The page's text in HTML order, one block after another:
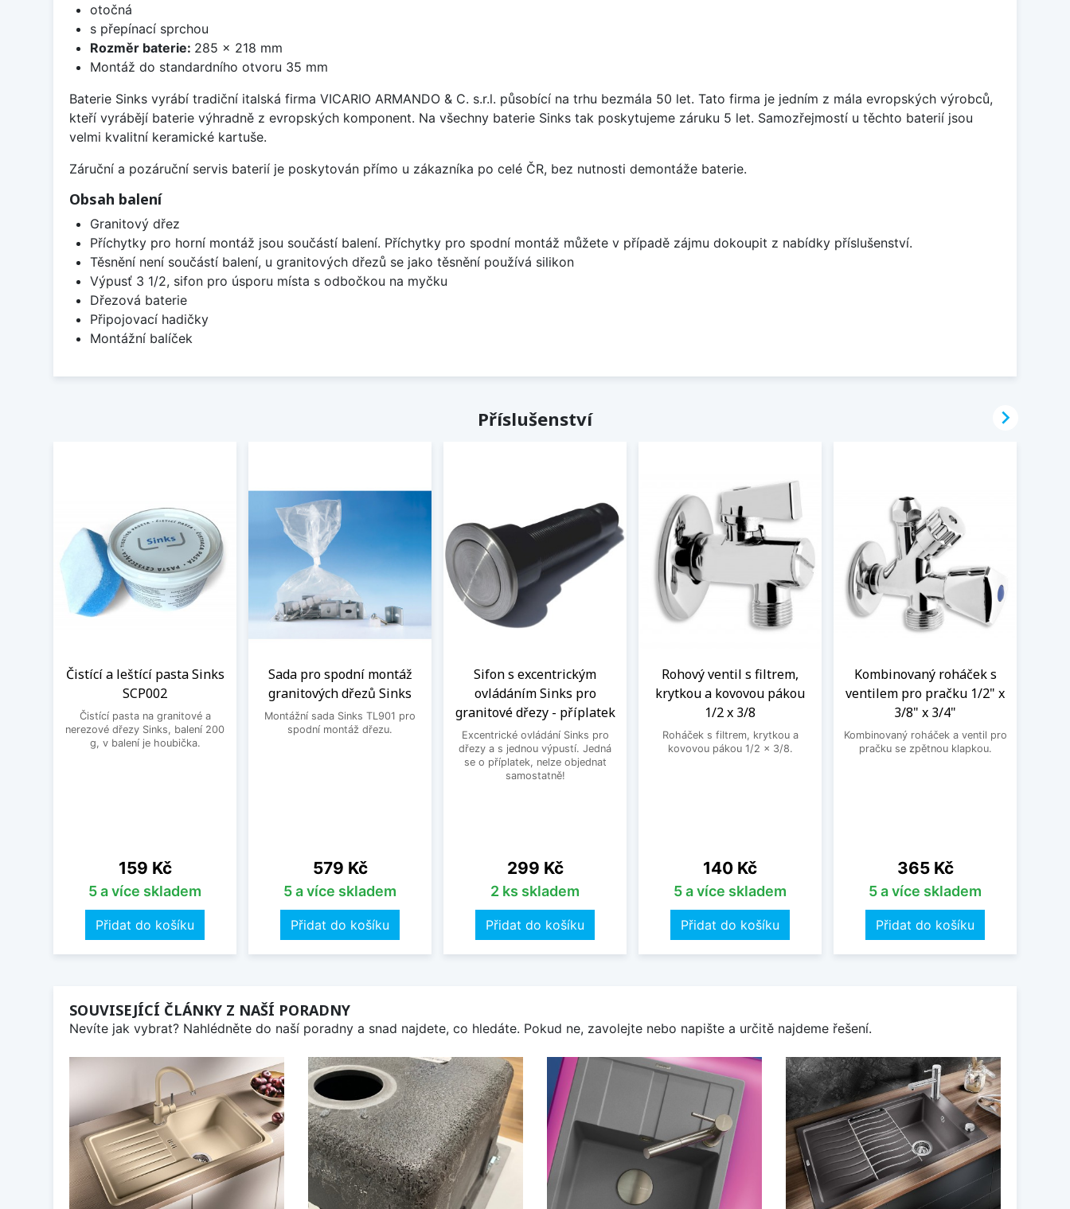
otočná
s přepínací sprchou
Rozměr baterie: 285 x 218 mm
Montáž do standardního otvoru 35 mm
Baterie Sinks vyrábí tradiční italská firma VICARIO ARMANDO & C. s.r.l. působící na trhu bezmála 50 let. Tato firma je jedním z mála evropských výrobců,
kteří vyrábějí baterie výhradně z evropských komponent. Na všechny baterie Sinks tak poskytujeme záruku 5 let. Samozřejmostí u těchto baterií jsou
velmi kvalitní keramické kartuše.
Záruční a pozáruční servis baterií je poskytován přímo u zákazníka po celé ČR, bez nutnosti demontáže baterie.
Obsah balení
Granitový dřez
Příchytky pro horní montáž jsou součástí balení. Příchytky pro spodní montáž můžete v případě zájmu dokoupit z nabídky příslušenství.
Těsnění není součástí balení, u granitových dřezů se jako těsnění používá silikon
Výpusť 3 1/2, sifon pro úsporu místa s odbočkou na myčku
Dřezová baterie
Připojovací hadičky
Montážní balíček
Příslušenství
Čistící a leštící pasta Sinks
SCP002
Čistící pasta na granitové a
nerezové dřezy Sinks, balení 200
g, v balení je houbička.
Cena
159 Kč
5 a více skladem
Přidat do košíku
Sada pro spodní montáž
granitových dřezů Sinks
Montážní sada Sinks TL901 pro
spodní montáž dřezu.
Cena
579 Kč
5 a více skladem
Přidat do košíku
Sifon s excentrickým
ovládáním Sinks pro
granitové dřezy - příplatek
Excentrické ovládání Sinks pro
dřezy a s jednou výpustí. Jedná
se o příplatek, nelze objednat
samostatně!
Cena
299 Kč
2 ks skladem
Přidat do košíku
Rohový ventil s filtrem,
krytkou a kovovou pákou
1/2 x 3/8
Roháček s filtrem, krytkou a
kovovou pákou 1/2 x 3/8.
Cena
140 Kč
5 a více skladem
Přidat do košíku
Kombinovaný roháček s
ventilem pro pračku 1/2" x
3/8" x 3/4"
Kombinovaný roháček a ventil pro
pračku se zpětnou klapkou.
Cena
365 Kč
5 a více skladem
Přidat do košíku

SOUVISEJÍCÍ ČLÁNKY Z NAŠÍ PORADNY
Nevíte jak vybrat? Nahlédněte do naší poradny a snad najdete, co hledáte. Pokud ne, zavolejte nebo napište a určitě najdeme řešení.